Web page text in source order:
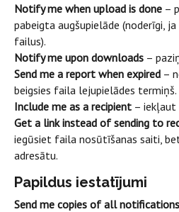
Notify me when upload is done –
pabeigta augšupielāde (noderīgi,
failus).
Notify me upon downloads –
Send me a report when expired –
beigsies faila lejupielādes termiņš.
Include me as a recipient – iekļaut
Get a link instead of sending to
iegūsiet faila nosūtīšanas saiti,
adresātu.
Papildus iestatījumi
Send me copies of all notifications